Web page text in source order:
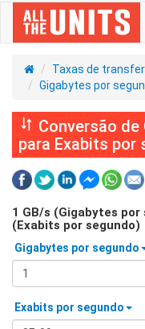
Taxas de
Gigabytes por
Conversão
para Exabits por
1 GB/s (Gigabytes por
(Exabits por segundo)
Gigabytes por segundo
Exabits por segundo